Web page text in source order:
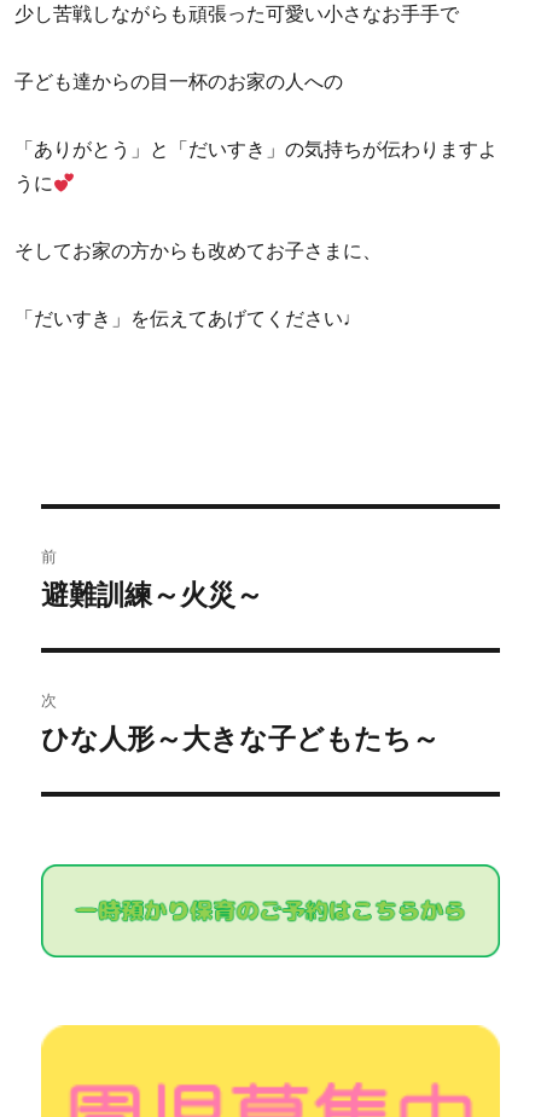
少し苦戦しながらも頑張った可愛い小さなお手手で
子ども達からの目一杯のお家の人への
「ありがとう」と「だいすき」の気持ちが伝わりますよ
うに
そしてお家の方からも改めてお子さまに、
「だいすき」を伝えてあげてください♩
稿
ビ
ゲ
ー
ョ
ン
前
過
の
投
稿:
避難訓練～火災～
次
次
投
ひな人形～大きな子どもたち～